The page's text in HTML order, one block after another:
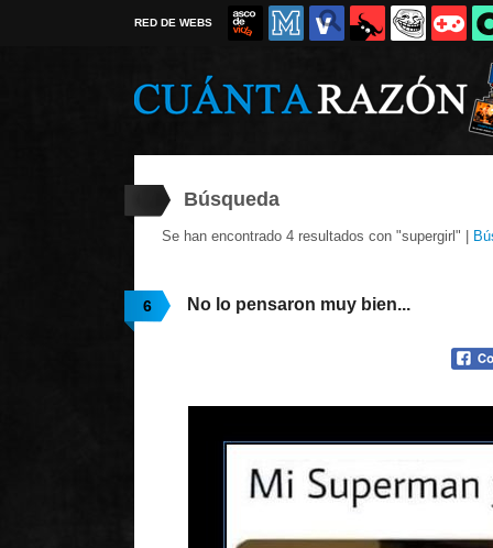
RED DE WEBS
Búsqueda
Se han encontrado 4 resultados con "supergirl" |
6 No lo pensaron muy bien...